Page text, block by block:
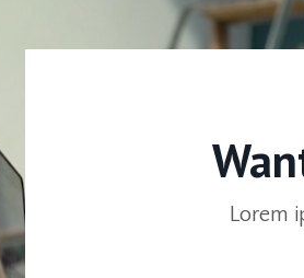
Lorem